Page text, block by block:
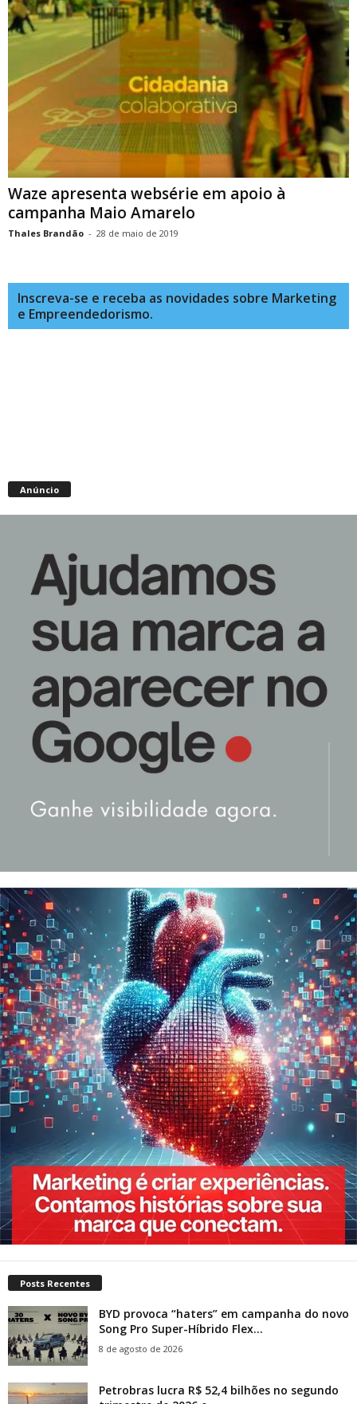
Waze apresenta websérie em apoio à
campanha Maio Amarelo
Thales Brandão - 28 de maio de 2019
Inscreva-se e receba as novidades sobre Marketing
e Empreendedorismo.
Anúncio
Posts Recentes
BYD provoca “haters” em campanha do novo
Song Pro Super-Híbrido Flex...
8 de agosto de 2026
Petrobras lucra R$ 52,4 bilhões no segundo